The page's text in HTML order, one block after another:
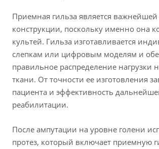
Приемная гильза является
конструкции, поскольку именно она
культей. Гильза изготавливается
слепкам или цифровым моделям и
правильное распределение нагрузки
ткани. От точности ее изготовления
пациента и эффективность
реабилитации.
После ампутации на уровне голени
протез, который включает приемную